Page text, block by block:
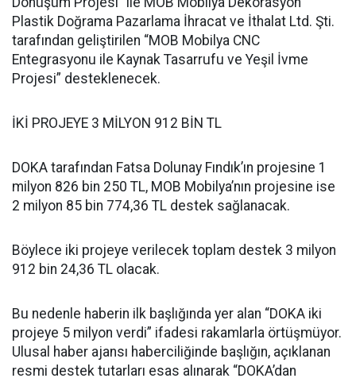
Plastik Doğrama Pazarlama İhracat ve İthalat Ltd. Şti.
tarafından geliştirilen “MOB Mobilya CNC
Entegrasyonu ile Kaynak Tasarrufu ve Yeşil İvme
Projesi” desteklenecek.
İKİ PROJEYE 3 MİLYON 912 BİN TL
DOKA tarafından Fatsa Dolunay Fındık’ın projesine 1
milyon 826 bin 250 TL, MOB Mobilya’nın projesine ise
2 milyon 85 bin 774,36 TL destek sağlanacak.
Böylece iki projeye verilecek toplam destek 3 milyon
912 bin 24,36 TL olacak.
Bu nedenle haberin ilk başlığında yer alan “DOKA iki
projeye 5 milyon verdi” ifadesi rakamlarla örtüşmüyor.
Ulusal haber ajansı haberciliğinde başlığın, açıklanan
resmi destek tutarları esas alınarak “DOKA’dan